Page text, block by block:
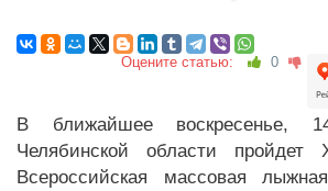
Оцените статью: 0
В ближайшее воскресенье,
Челябинской области пройдет
Всероссийская массовая